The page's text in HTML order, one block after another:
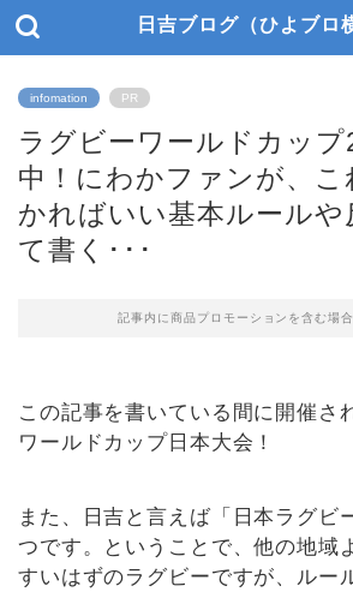
日吉ブログ（ひよブロ
infomation PR
ラグビーワールドカップ
中！にわかファンが、こ
かればいい基本ルールや
て書く･･･
記事内に商品プロモーションを含む場
この記事を書いている間に開催さ
ワールドカップ日本大会！
また、日吉と言えば「日本ラグビ
つです。ということで、他の地域
すいはずのラグビーですが、ルー